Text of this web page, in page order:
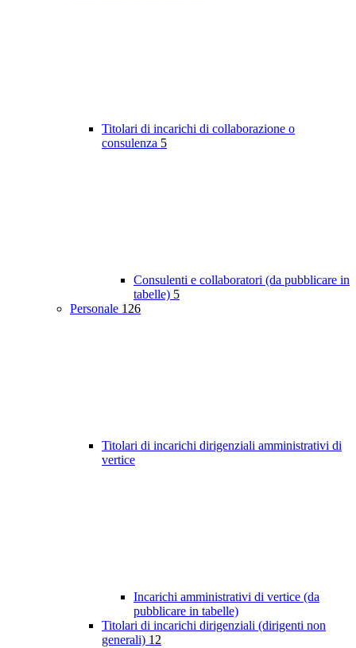
Titolari di incarichi di collaborazione o
consulenza 5
Consulenti e collaboratori (da pubblicare in
tabelle) 5
Personale 126
Titolari di incarichi dirigenziali amministrativi di
vertice
Incarichi amministrativi di vertice (da
pubblicare in tabelle)
Titolari di incarichi dirigenziali (dirigenti non
generali) 12